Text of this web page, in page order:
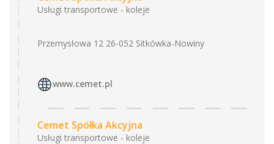
Usługi transportowe - koleje
Przemysłowa 12 26-052 Sitkówka-Nowiny
www.cemet.pl
Cemet Spółka Akcyjna
Usługi transportowe - koleje